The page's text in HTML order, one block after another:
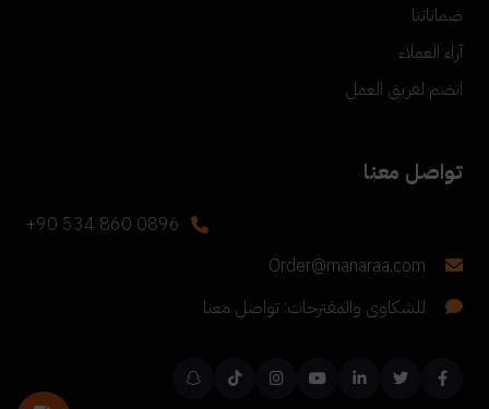
ضماناتنا
آراء العملاء
انضم لفريق العمل
تواصل معنا
+90 534 860 0896
Order@manaraa.com
للشكاوى والمقترحات: تواصل معنا